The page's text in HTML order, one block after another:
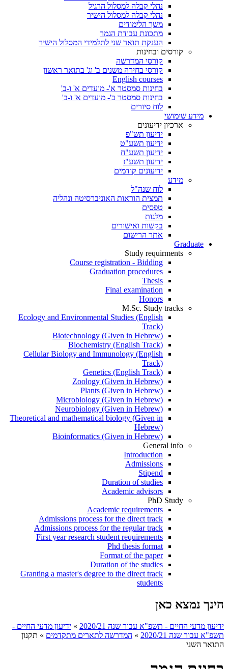
נהלי קבלה למסלול הרגיל
נהלי קבלה למסלול הישיר
משך הלימודים
מתכונת עבודת הגמר
הענקת תואר שני לתלמידי המסלול הישיר
קורסים ובחינות
קורסי המדרשה
קורסי בחירה משנים ב' וג' בתואר ראשון
English courses
בחינות סמסטר א'- מועדים א' ו-ב'
בחינות סמסטר ב'- מועדים א' ו-ב'
לוח סיורים
מידע שימושי
ארכיון ידיעונים
ידיעון תש"פ
ידיעון תשע"ט
ידיעון תשע"ח
ידיעון תשע"ז
ידיעונים קודמים
מידע
לוח שנה"ל
תמצית הוראות האוניברסיטה ונהליה
טפסים
מלגות
בקשות ואישורים
אתר הרישום
Graduate
Study requirments
Course registration - Bidding
Graduation procedures
Thesis
Final examination
Honors
M.Sc. Study tracks
Ecology and Environmental Studies (English
Track)
Biotechnology (Given in Hebrew)
Biochemistry (English Track)
Cellular Biology and Immunology (English
Track)
Genetics (English Track)
Zoology (Given in Hebrew)
Plants (Given in Hebrew)
Microbiology (Given in Hebrew)
Neurobiology (Given in Hebrew)
Theoretical and mathematical biology (Given in
Hebrew)
Bioinformatics (Given in Hebrew)
General info
Introduction
Admissions
Stipend
Duration of studies
Academic advisors
PhD Study
Academic requirements
Admissions process for the direct track
Admissions process for the regular track
First year research student requirements
Phd thesis format
Format of the paper
Duration of the studies
Granting a master's degree to the direct track
students
הינך נמצא כאן
ידיעון מדעי החיים - תשפ"א עבור שנה 2020/21 » ידיעון מדעי החיים -
תשפ"א עבור שנה 2020/21
» המדרשה לתארים מתקדמים » תקנון
התואר השני